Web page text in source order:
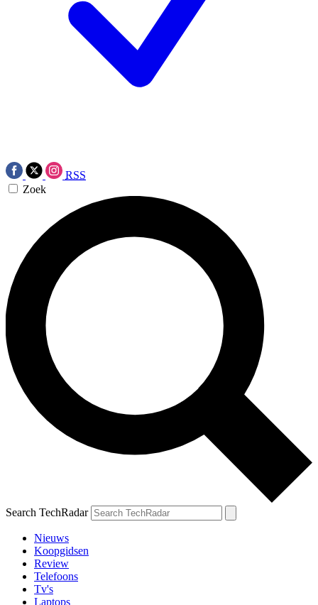
RSS
Zoek
Search TechRadar
Nieuws
Koopgidsen
Review
Telefoons
Tv's
Laptops